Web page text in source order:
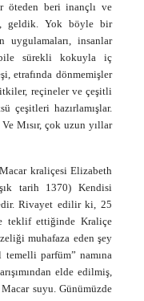
öteden beri inançlı ve
geldik. Yok böyle bir
uygulamaları, insanlar
bile sürekli kokuyla iç
etrafında dönmemişler
reçineler ve çeşitli
çeşitleri hazırlamışlar.
Mısır, çok uzun yıllar
kraliçesi Elizabeth
tarih 1370) Kendisi
Rivayet edilir ki, 25
teklif ettiğinde Kraliçe
muhafaza eden şey
parfüm” namına
elde edilmiş,
suyu. Günümüzde